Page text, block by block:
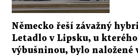
Německo řeší závažný
Letadlo v Lipsku, u kterého
výbušninou, bylo naložené